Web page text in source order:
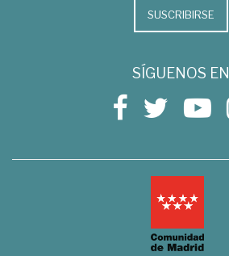
SUSCRIBIRSE
SÍGUENOS EN